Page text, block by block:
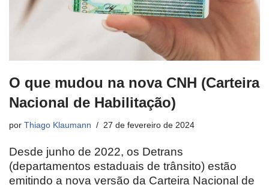
O que mudou na nova CNH (Carteira
Nacional de Habilitação)
por Thiago Klaumann 27 de fevereiro de 2024
Desde junho de 2022, os Detrans
(departamentos estaduais de trânsito) estão
emitindo a nova versão da Carteira Nacional de